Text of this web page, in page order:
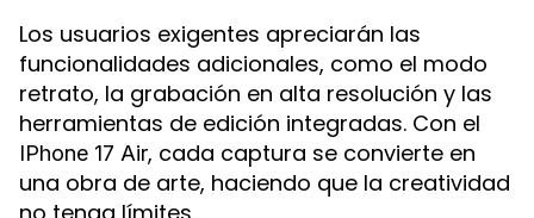
Los usuarios exigentes apreciarán las
funcionalidades adicionales, como el modo
retrato, la grabación en alta resolución y las
herramientas de edición integradas. Con el
IPhone 17 Air, cada captura se convierte en
una obra de arte, haciendo que la creatividad